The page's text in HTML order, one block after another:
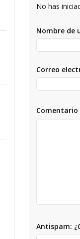
No has
Nombre de
Correo
Comentario
Antispam: